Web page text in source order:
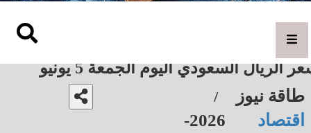
الريال السعودي اليوم الجمعة 5 يونيو
طاقة نيوز /
اقتصاد
2026-